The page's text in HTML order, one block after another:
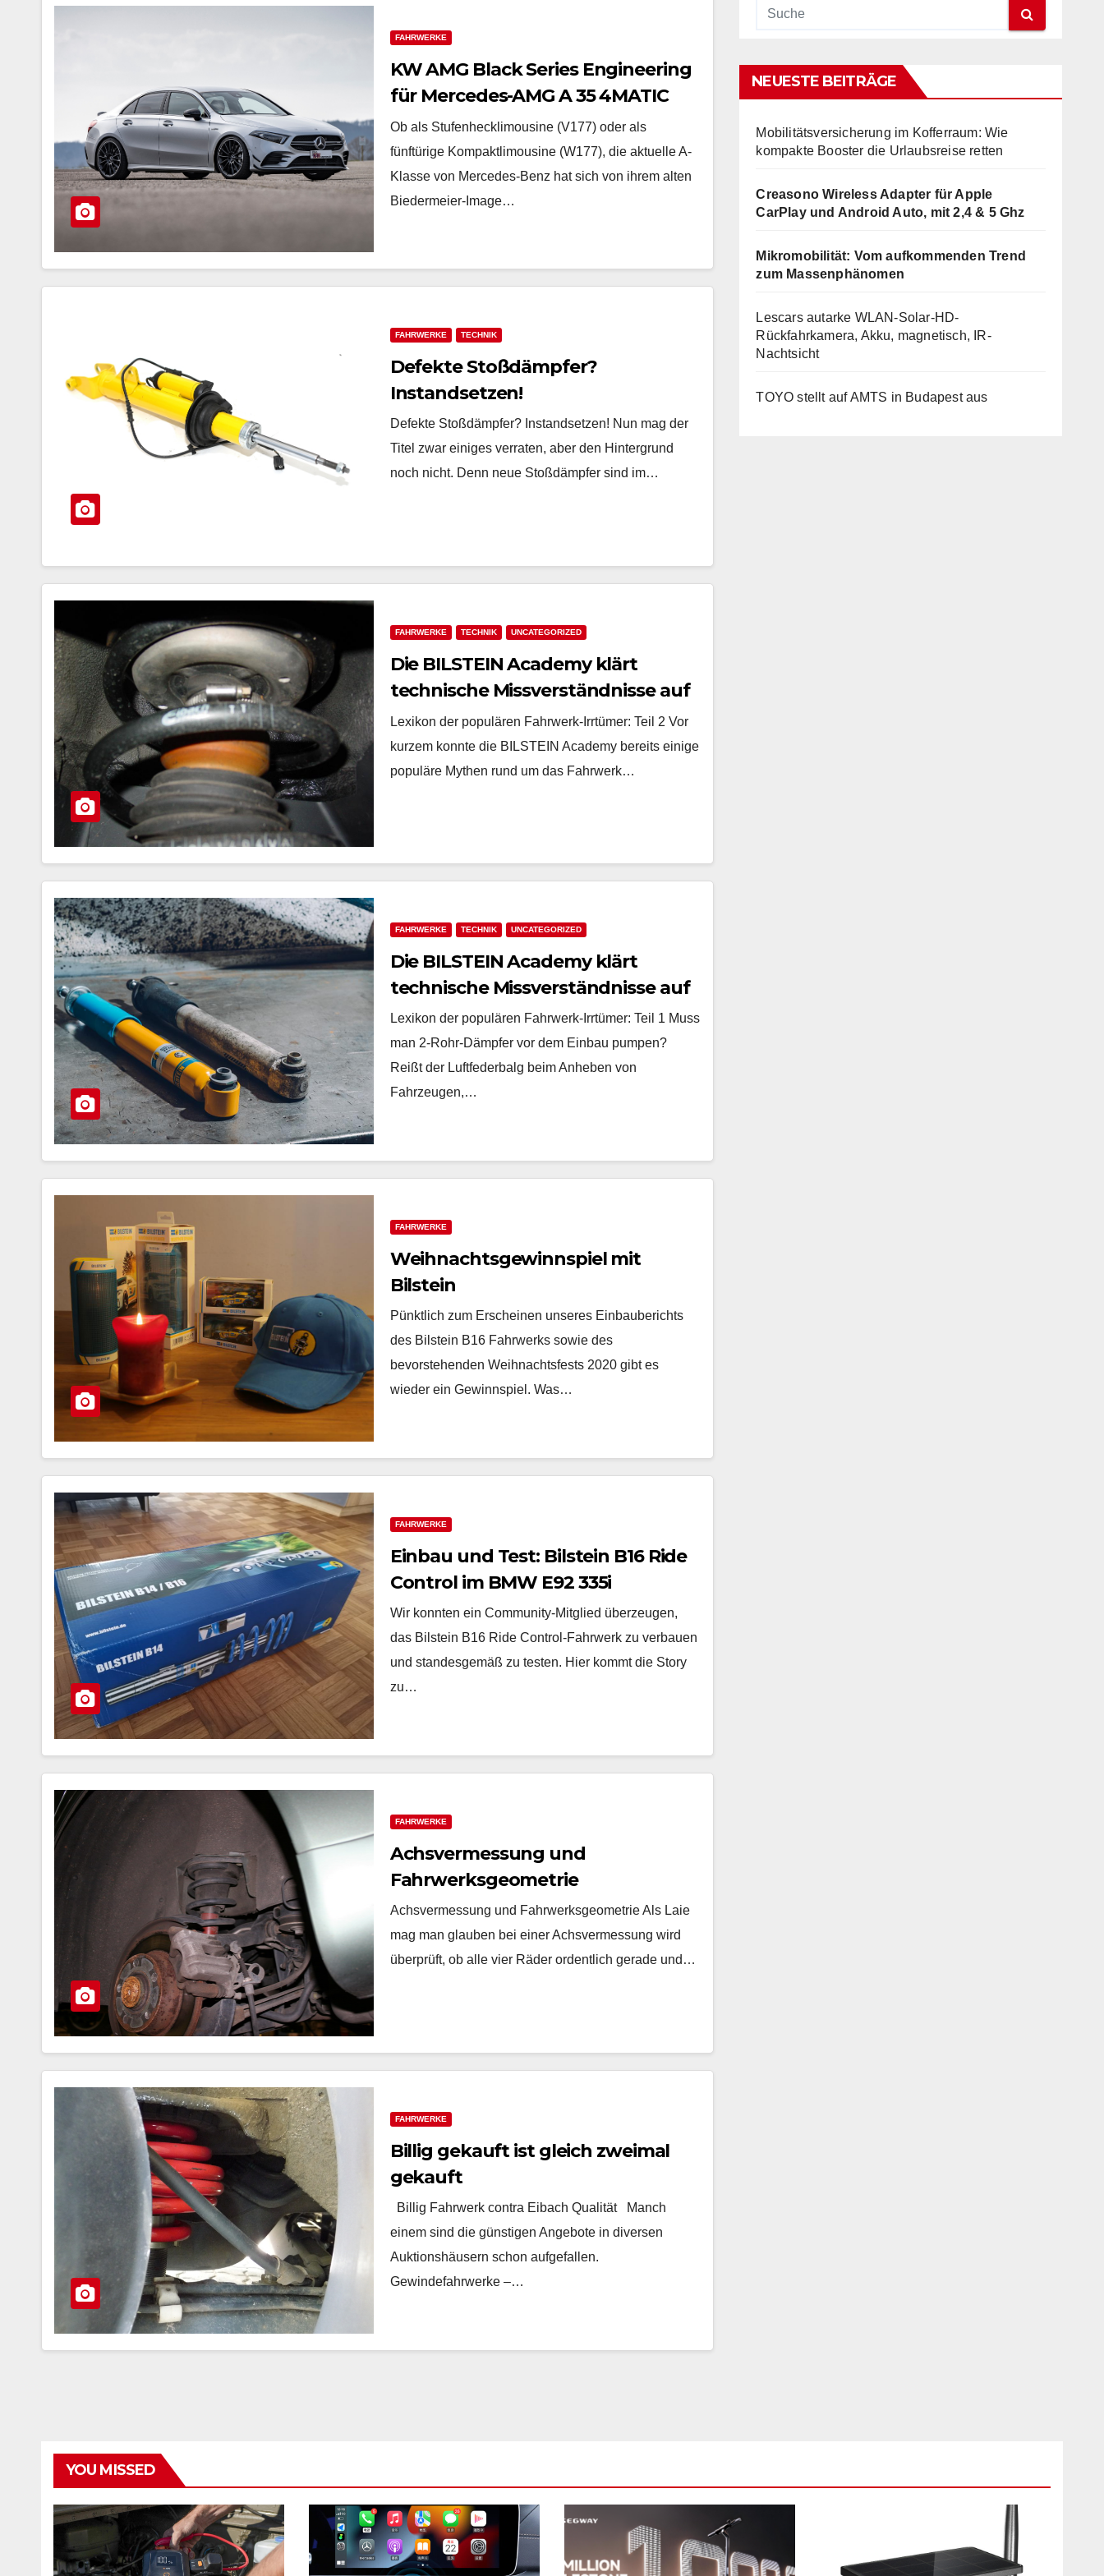
FAHRWERKE
KW AMG Black Series Engineering
für Mercedes-AMG A 35 4MATIC
(V177) & Co: Fahrdynamikupgrade
für alle Mercedes-A-Klasse-
Limousinen
Ob als Stufenhecklimousine (V177) oder als
fünftürige Kompaktlimousine (W177), die aktuelle A-
Klasse von Mercedes-Benz hat sich von ihrem alten
Biedermeier-Image…
FAHRWERKE TECHNIK
Defekte Stoßdämpfer?
Instandsetzen!
Defekte Stoßdämpfer? Instandsetzen! Nun mag der
Titel zwar einiges verraten, aber den Hintergrund
noch nicht. Denn neue Stoßdämpfer sind im…
FAHRWERKE TECHNIK UNCATEGORIZED
Die BILSTEIN Academy klärt
technische Missverständnisse auf
Teil 2
Lexikon der populären Fahrwerk-Irrtümer: Teil 2 Vor
kurzem konnte die BILSTEIN Academy bereits einige
populäre Mythen rund um das Fahrwerk…
FAHRWERKE TECHNIK UNCATEGORIZED
Die BILSTEIN Academy klärt
technische Missverständnisse auf
Lexikon der populären Fahrwerk-Irrtümer: Teil 1 Muss
man 2-Rohr-Dämpfer vor dem Einbau pumpen?
Reißt der Luftfederbalg beim Anheben von
Fahrzeugen,…
FAHRWERKE
Weihnachtsgewinnspiel mit
Bilstein
Pünktlich zum Erscheinen unseres Einbauberichts
des Bilstein B16 Fahrwerks sowie des
bevorstehenden Weihnachtsfests 2020 gibt es
wieder ein Gewinnspiel. Was…
FAHRWERKE
Einbau und Test: Bilstein B16 Ride
Control im BMW E92 335i
Wir konnten ein Community-Mitglied überzeugen,
das Bilstein B16 Ride Control-Fahrwerk zu verbauen
und standesgemäß zu testen. Hier kommt die Story
zu…
FAHRWERKE
Achsvermessung und
Fahrwerksgeometrie
Achsvermessung und Fahrwerksgeometrie Als Laie
mag man glauben bei einer Achsvermessung wird
überprüft, ob alle vier Räder ordentlich gerade und…
FAHRWERKE
Billig gekauft ist gleich zweimal
gekauft
Billig Fahrwerk contra Eibach Qualität Manch
einem sind die günstigen Angebote in diversen
Auktionshäusern schon aufgefallen.
Gewindefahrwerke –…
NEUESTE BEITRÄGE
Mobilitätsversicherung im Kofferraum: Wie
kompakte Booster die Urlaubsreise retten
Creasono Wireless Adapter für Apple
CarPlay und Android Auto, mit 2,4 & 5 Ghz
Mikromobilität: Vom aufkommenden Trend
zum Massenphänomen
Lescars autarke WLAN-Solar-HD-
Rückfahrkamera, Akku, magnetisch, IR-
Nachtsicht
TOYO stellt auf AMTS in Budapest aus
YOU MISSED